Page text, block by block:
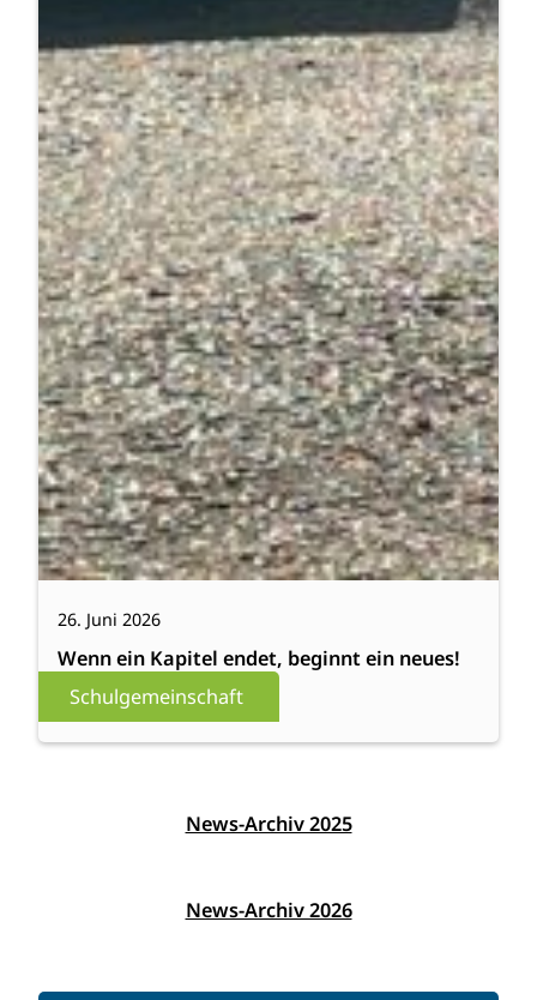
Schulgemeinschaft
26. Juni 2026
Wenn ein Kapitel endet, beginnt ein neues!
News-Archiv 2025
News-Archiv 2026